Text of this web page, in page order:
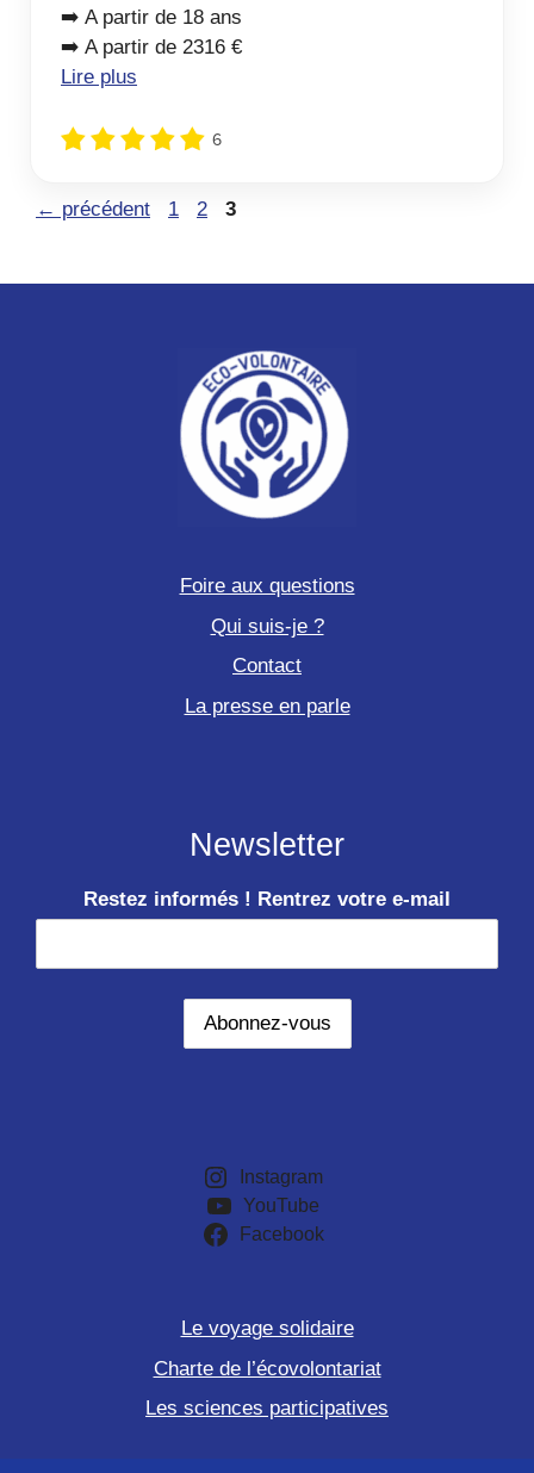
➡️ A partir de 18 ans
➡️ A partir de 2316 €
Lire plus
6
← précédent Page
1 Page
2 Page
3
Foire aux questions
Qui suis-je ?
Contact
La presse en parle
Newsletter
Restez informés ! Rentrez votre e-mail
Instagram
YouTube
Facebook
Le voyage solidaire
Charte de l’écovolontariat
Les sciences participatives